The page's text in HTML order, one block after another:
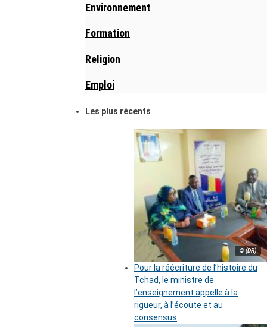
Environnement
Formation
Religion
Emploi
Les plus récents
© (DR)
Pour la réécriture de l’histoire du
Tchad, le ministre de
l’enseignement appelle à la
rigueur, à l’écoute et au
consensus